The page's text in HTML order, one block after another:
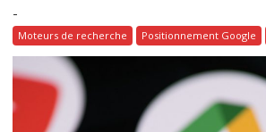
e
-
Moteurs de recherche Positionnement Google